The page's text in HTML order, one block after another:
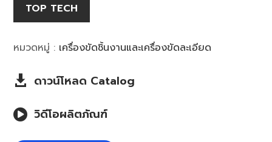
TOP TECH
หมวดหมู่ : เครื่องขัดชิ้นงานและเครื่องขัดละเอียด
 ดาวน์โหลด Catalog
 วิดีโอผลิตภัณฑ์